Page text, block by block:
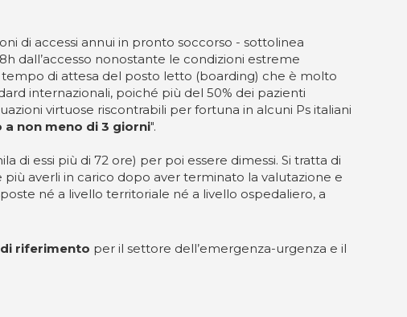
di accessi annui in pronto soccorso - sottolinea
dall’accesso nonostante le condizioni estreme
di attesa del posto letto (boarding) che è molto
internazionali, poiché più del 50% dei pazienti
virtuose riscontrabili per fortuna in alcuni Ps italiani
non meno di 3 giorni".
essi più di 72 ore) per poi essere dimessi. Si tratta di
averli in carico dopo aver terminato la valutazione e
né a livello territoriale né a livello ospedaliero, a
riferimento per il settore dell’emergenza-urgenza e il